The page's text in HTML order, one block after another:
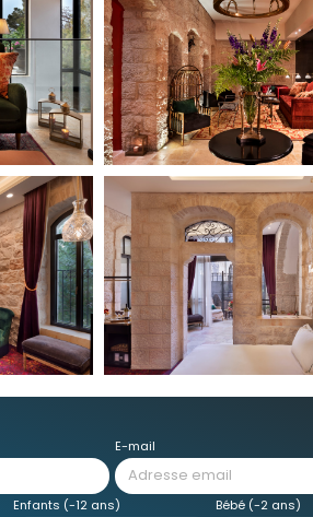
E-mail
Enfants (-12 ans) Bébé (-2 ans)